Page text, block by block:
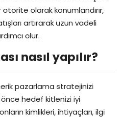
otorite olarak konumlandırır,
artırarak uzun vadeli
olur.
nasıl yapılır?
pazarlama stratejinizi
hedef kitlenizi iyi
kimlikleri, ihtiyaçları, ilgi